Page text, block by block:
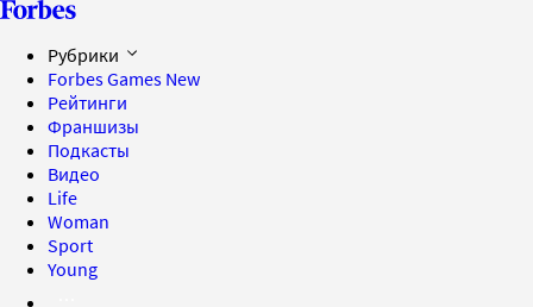
Рубрики
Forbes Games New
Рейтинги
Франшизы
Подкасты
Видео
Life
Woman
Sport
Young